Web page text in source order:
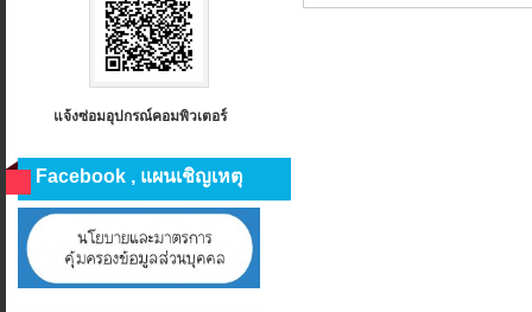
แจ้งซ่อมอุปกรณ์คอมพิวเตอร์
Facebook , แผนเชิญเหตุ